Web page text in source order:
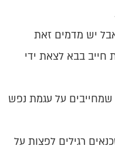
יש מדמים זאת
בבא לצאת ידי
על עגמת נפש
רגילים לפצות על